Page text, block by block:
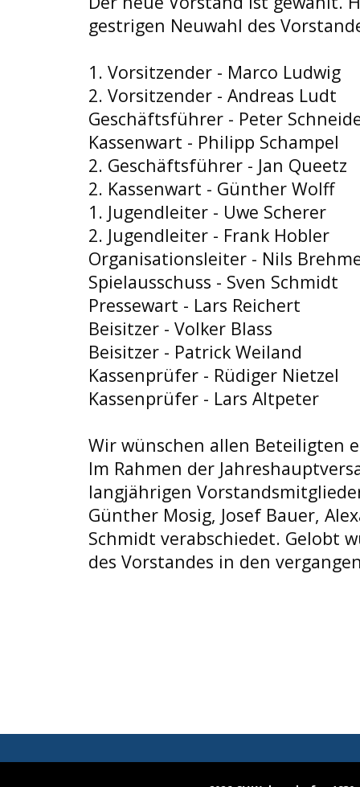
gestrigen Neuwahl des
1. Vorsitzender - Marco Ludwig
2. Vorsitzender - Andreas Ludt
Geschäftsführer - Peter
Kassenwart - Philipp Schampel
2. Geschäftsführer - Jan Queetz
2. Kassenwart - Günther Wolff
1. Jugendleiter - Uwe Scherer
2. Jugendleiter - Frank Hobler
Organisationsleiter - Nils
Spielausschuss - Sven Schmidt
Pressewart - Lars Reichert
Beisitzer - Volker Blass
Beisitzer - Patrick Weiland
Kassenprüfer - Rüdiger Nietzel
Kassenprüfer - Lars Altpeter
Wir wünschen allen Beteiligten
Im Rahmen der
langjährigen
Günther Mosig, Josef Bauer,
Schmidt verabschiedet. Gelobt
des Vorstandes in den